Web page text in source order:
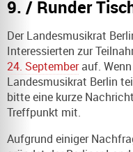
9. / Runder
Der Landesmusikrat
Interessierten zur
24. Septemberauf.
Landesmusikrat Berlin
bitte eine kurze
Treffpunkt mit.
Aufgrund einiger